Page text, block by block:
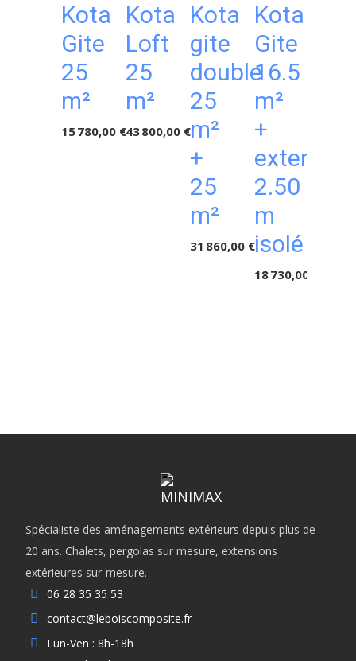
Kota
Gite
25
m²
15 780,00 €
Kota
Loft
25
m²
43 800,00 €
Kota
gite
double
25
m²
+
25
m²
31 860,00 €
Kota
Gite
16.5
m²
+
2.50
m
isolé
18 730,00 €
Spécialiste des aménagements extérieurs depuis plus de
20 ans. Chalets, pergolas sur mesure, extensions
extérieures sur-mesure.
06 28 35 35 53
contact@leboiscomposite.fr
Lun-Ven : 8h-18h